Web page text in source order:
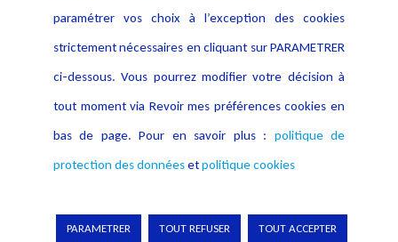
Copyright © 2026 Lexing
paramétrer vos choix à l’exception des cookies
strictement nécessaires en cliquant sur PARAMETRER
ci-dessous. Vous pourrez modifier votre décision à
tout moment via Revoir mes préférences cookies en
bas de page. Pour en savoir plus : politique de
protection des donnéesetpolitique cookies
PARAMETRER TOUT REFUSER TOUT ACCEPTER